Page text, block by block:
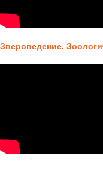
Звероведение.